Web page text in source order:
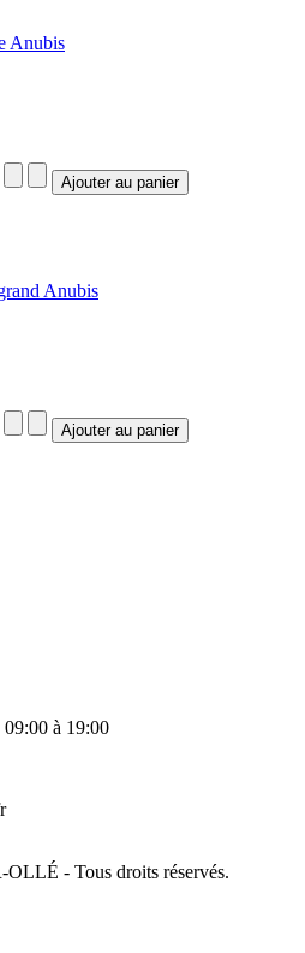
à 19:00
- Tous droits réservés.